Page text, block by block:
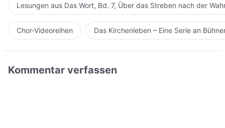
Lesungen aus Das Wort, Bd. 7, Über das Streben nach der
Chor-Videoreihen Das Kirchenleben – Eine Serie an
Kommentar verfassen